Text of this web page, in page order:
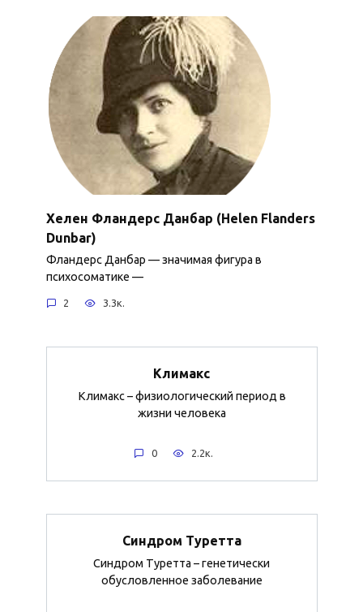
Хелен Фландерс Данбар (Helen Flanders
Dunbar)
Фландерс Данбар — значимая фигура в
психосоматике —
2 3.3к.
Климакс
Климакс – физиологический период в
жизни человека
0 2.2к.
Синдром Туретта
Синдром Туретта – генетически
обусловленное заболевание